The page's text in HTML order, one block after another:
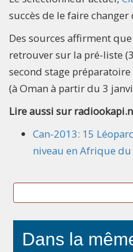
succès de le faire changer
Des sources affirment
retrouver sur la pré-liste
second stage
(à Oman à partir du 3
Lire aussi sur
Can-2013: 15
niveau en Afrique du
Dans la